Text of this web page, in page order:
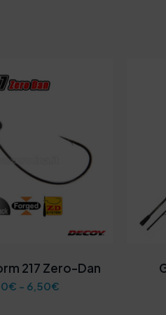
217 Zero-Dan
€ - 6,50€F